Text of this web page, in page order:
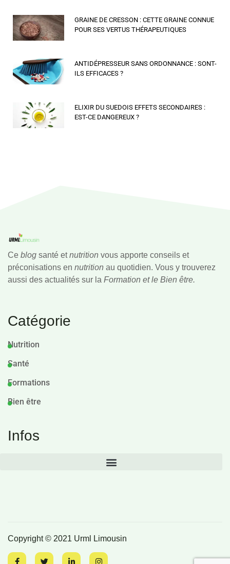
GRAINE DE CRESSON : CETTE GRAINE CONNUE
POUR SES VERTUS THÉRAPEUTIQUES
ANTIDÉPRESSEUR SANS ORDONNANCE : SONT-
ILS EFFICACES ?
ELIXIR DU SUEDOIS EFFETS SECONDAIRES :
EST-CE DANGEREUX ?
Ce blog santé etnutrition vous apporte conseils et
préconisations en nutrition au quotidien. Vous y trouverez
aussi des actualités sur la Formation et le Bien être.
Catégorie
Nutrition
Santé
Formations
Bien être
Infos
Copyright © 2021 Urml Limousin